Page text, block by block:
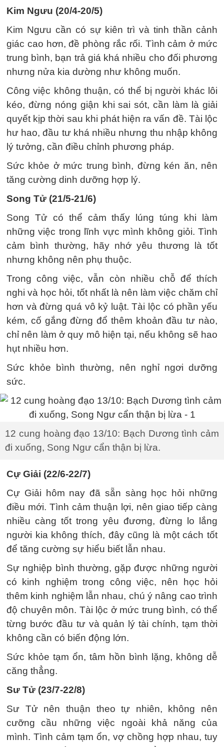
Kim Ngưu (20/4-20/5)
Kim Ngưu cần có sự kiên trì và tinh thần cảnh
giác cao hơn, đề phòng rắc rối. Tình cảm ở mức
trung bình, bạn trả giá khá nhiều cho đối phương
nhưng nửa kia dường như không muốn.
Công việc không thuận, có thể bị người khác lôi
kéo, đừng nóng giận khi sai sót, cần làm là giải
quyết kịp thời sau khi phát hiện ra vấn đề. Tài lộc
hư hao, đầu tư khá nhiều nhưng thu nhập không
lý tưởng, cần điều chỉnh phương pháp.
Sức khỏe ở mức trung bình, đừng kén ăn, nên
tăng cường dinh dưỡng hợp lý.
Song Tử (21/5-21/6)
Song Tử có thể cảm thấy lúng túng khi làm
những việc trong lĩnh vực mình không giỏi. Tình
cảm bình thường, hãy nhớ yêu thương là tốt
nhưng không nên phụ thuộc.
Trong công việc, vẫn còn nhiều chỗ để thích
nghi và học hỏi, tốt nhất là nên làm việc chăm chỉ
hơn và đừng quá vô kỷ luật. Tài lộc có phần yếu
kém, cố gắng đừng đổ thêm khoản đầu tư nào,
chỉ nên làm ở quy mô hiện tại, nếu không sẽ hao
hụt nhiều hơn.
Sức khỏe bình thường, nên nghỉ ngơi dưỡng
sức.
12 cung hoàng đạo 13/10: Bạch Dương tình cảm
đi xuống, Song Ngư cẩn thận bị lừa.
Cự Giải (22/6-22/7)
Cự Giải hôm nay đã sẵn sàng học hỏi những
điều mới. Tình cảm thuận lợi, nên giao tiếp càng
nhiều càng tốt trong yêu đương, đừng lo lắng
người kia không thích, đây cũng là một cách tốt
để tăng cường sự hiểu biết lẫn nhau.
Sự nghiệp bình thường, gặp được những người
có kinh nghiệm trong công việc, nên học hỏi
thêm kinh nghiệm lẫn nhau, chú ý nâng cao trình
độ chuyên môn. Tài lộc ở mức trung bình, có thể
từng bước đầu tư và quản lý tài chính, tạm thời
không cần có biến động lớn.
Sức khỏe tạm ổn, tâm hồn bình lặng, không dễ
căng thẳng.
Sư Tử (23/7-22/8)
Sư Tử nên thuận theo tự nhiên, không nên
cưỡng cầu những việc ngoài khả năng của
mình. Tình cảm tạm ổn, vợ chồng hợp nhau, tuy